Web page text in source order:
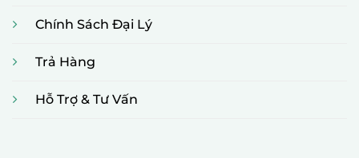
Chính Sách Đại Lý
Trả Hàng
Hỗ Trợ & Tư Vấn